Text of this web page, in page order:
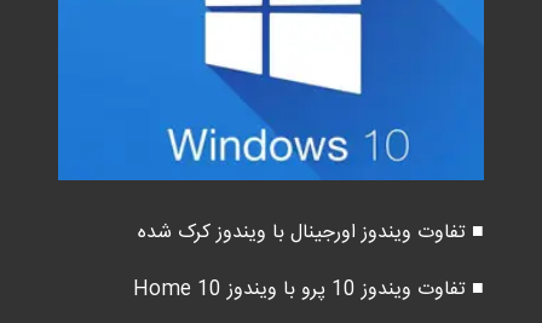
■ تفاوت ویندوز اورجینال با ویندوز کرک شده
■ تفاوت ویندوز 10 پرو با ویندوز 10 Home